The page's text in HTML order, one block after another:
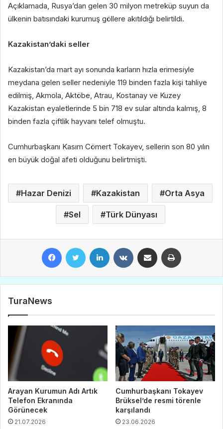
Açıklamada, Rusya’dan gelen 30 milyon metreküp suyun da
ülkenin batısındaki kurumuş göllere akıtıldığı belirtildi.
Kazakistan’daki seller
Kazakistan’da mart ayı sonunda karların hızla erimesiyle
meydana gelen seller nedeniyle 119 binden fazla kişi tahliye
edilmiş, Akmola, Aktöbe, Atrau, Kostanay ve Kuzey
Kazakistan eyaletlerinde 5 bin 718 ev sular altında kalmış, 8
binden fazla çiftlik hayvanı telef olmuştu.
Cumhurbaşkanı Kasım Cömert Tokayev, sellerin son 80 yılın
en büyük doğal afeti olduğunu belirtmişti.
Hazar Denizi Kazakistan Orta Asya
Sel Türk Dünyası
TuraNews
Arayan Kurumun Adı Artık
Telefon Ekranında
Görünecek
21.07.2026
Cumhurbaşkanı Tokayev
Brüksel’de resmi törenle
karşılandı
23.06.2026